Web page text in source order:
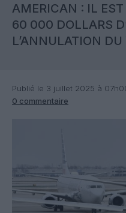
AMERICAN : IL
60 000 DOLLARS
L’ANNULATION DU
Publié le 3 juillet 2025 à
0 commentaire